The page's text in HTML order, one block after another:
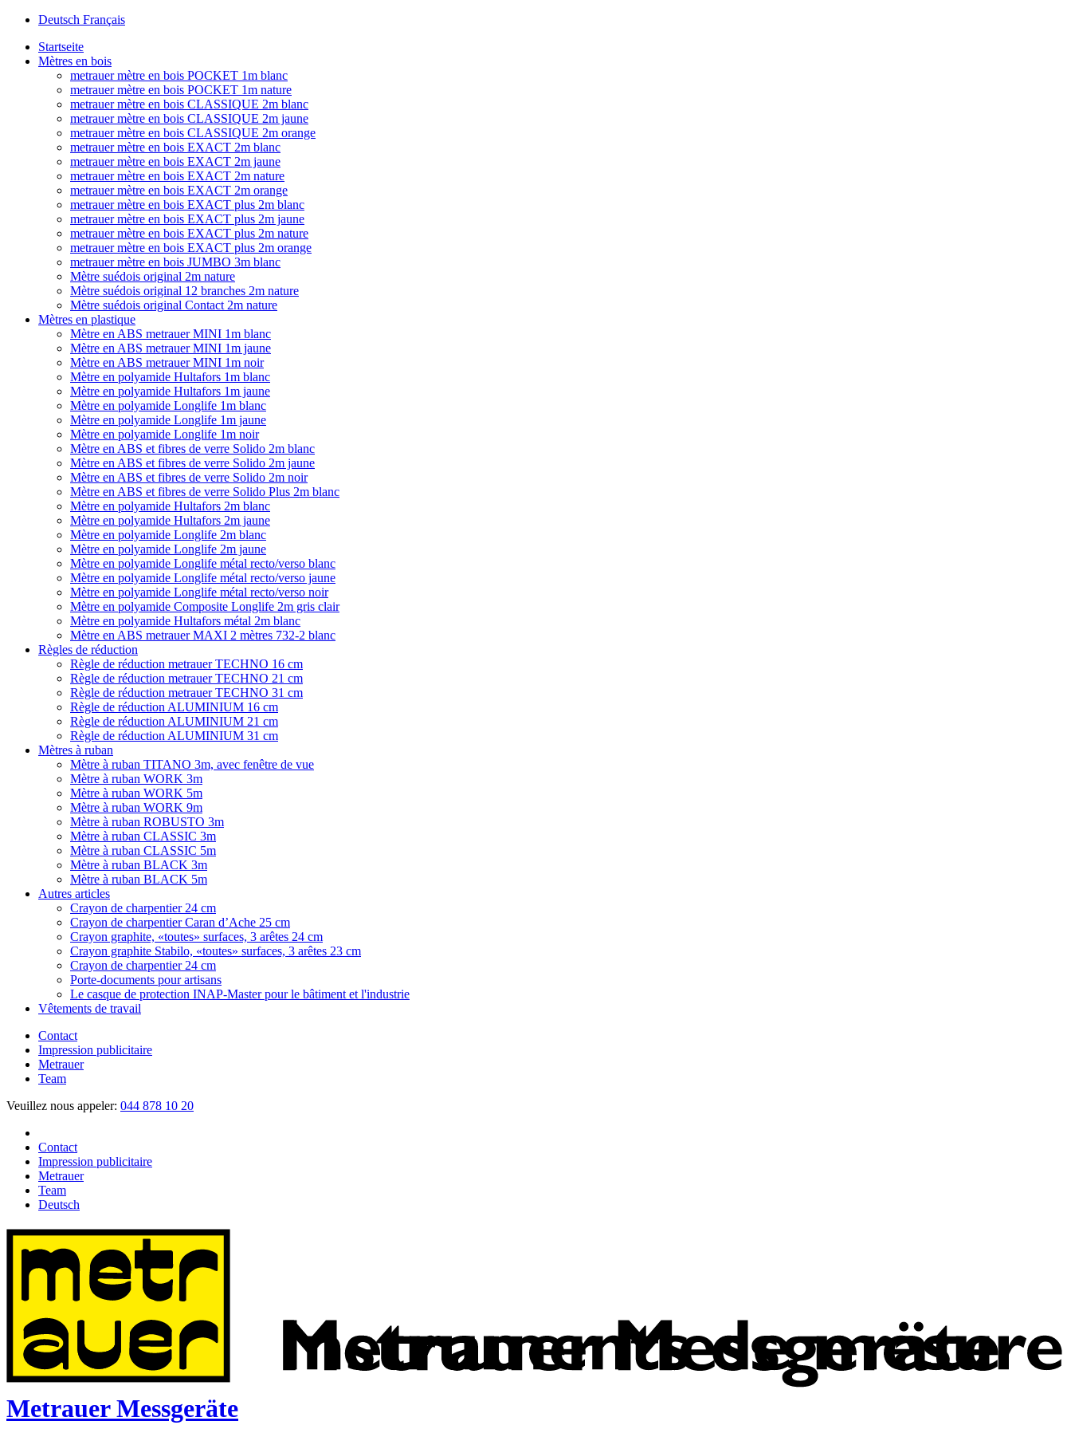
Deutsch Français
Startseite
Mètres en bois
metrauer mètre en bois POCKET 1m blanc
metrauer mètre en bois POCKET 1m nature
metrauer mètre en bois CLASSIQUE 2m blanc
metrauer mètre en bois CLASSIQUE 2m jaune
metrauer mètre en bois CLASSIQUE 2m orange
metrauer mètre en bois EXACT 2m blanc
metrauer mètre en bois EXACT 2m jaune
metrauer mètre en bois EXACT 2m nature
metrauer mètre en bois EXACT 2m orange
metrauer mètre en bois EXACT plus 2m blanc
metrauer mètre en bois EXACT plus 2m jaune
metrauer mètre en bois EXACT plus 2m nature
metrauer mètre en bois EXACT plus 2m orange
metrauer mètre en bois JUMBO 3m blanc
Mètre suédois original 2m nature
Mètre suédois original 12 branches 2m nature
Mètre suédois original Contact 2m nature
Mètres en plastique
Mètre en ABS metrauer MINI 1m blanc
Mètre en ABS metrauer MINI 1m jaune
Mètre en ABS metrauer MINI 1m noir
Mètre en polyamide Hultafors 1m blanc
Mètre en polyamide Hultafors 1m jaune
Mètre en polyamide Longlife 1m blanc
Mètre en polyamide Longlife 1m jaune
Mètre en polyamide Longlife 1m noir
Mètre en ABS et fibres de verre Solido 2m blanc
Mètre en ABS et fibres de verre Solido 2m jaune
Mètre en ABS et fibres de verre Solido 2m noir
Mètre en ABS et fibres de verre Solido Plus 2m blanc
Mètre en polyamide Hultafors 2m blanc
Mètre en polyamide Hultafors 2m jaune
Mètre en polyamide Longlife 2m blanc
Mètre en polyamide Longlife 2m jaune
Mètre en polyamide Longlife métal recto/verso blanc
Mètre en polyamide Longlife métal recto/verso jaune
Mètre en polyamide Longlife métal recto/verso noir
Mètre en polyamide Composite Longlife 2m gris clair
Mètre en polyamide Hultafors métal 2m blanc
Mètre en ABS metrauer MAXI 2 mètres 732-2 blanc
Règles de réduction
Règle de réduction metrauer TECHNO 16 cm
Règle de réduction metrauer TECHNO 21 cm
Règle de réduction metrauer TECHNO 31 cm
Règle de réduction ALUMINIUM 16 cm
Règle de réduction ALUMINIUM 21 cm
Règle de réduction ALUMINIUM 31 cm
Mètres à ruban
Mètre à ruban TITANO 3m, avec fenêtre de vue
Mètre à ruban WORK 3m
Mètre à ruban WORK 5m
Mètre à ruban WORK 9m
Mètre à ruban ROBUSTO 3m
Mètre à ruban CLASSIC 3m
Mètre à ruban CLASSIC 5m
Mètre à ruban BLACK 3m
Mètre à ruban BLACK 5m
Autres articles
Crayon de charpentier 24 cm
Crayon de charpentier Caran d’Ache 25 cm
Crayon graphite, «toutes» surfaces, 3 arêtes 24 cm
Crayon graphite Stabilo, «toutes» surfaces, 3 arêtes 23 cm
Crayon de charpentier 24 cm
Porte-documents pour artisans
Le casque de protection INAP-Master pour le bâtiment et l'industrie
Vêtements de travail
Contact
Impression publicitaire
Metrauer
Team
Veuillez nous appeler: 044 878 10 20
Contact
Impression publicitaire
Metrauer
Team
Deutsch
Metrauer Messgeräte